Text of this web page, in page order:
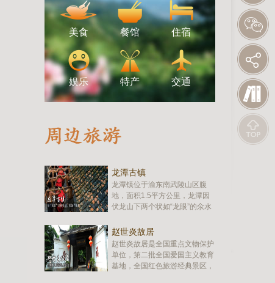
美食 餐馆 住宿
娱乐 特产 交通
龙潭古镇
龙潭镇位于渝东南武陵山区腹
地，面积1.5平方公里，龙潭因
伏龙山下两个状如“龙眼”的氽水
间穿过，形如“龙鼻”，因而得
名。龙潭自蜀汉以来，曾相继
为“县丞”、“巡检”、“州同”、“县
佐”所在地，相当于州县的分司
赵世炎故居
赵世炎故居是全国重点文物保护
单位，第二批全国爱国主义教育
基地，全国红色旅游经典景区，